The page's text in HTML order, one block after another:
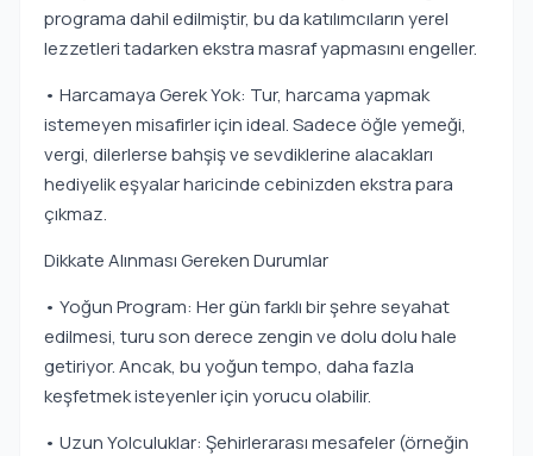
programa dahil edilmiştir, bu da katılımcıların yerel
lezzetleri tadarken ekstra masraf yapmasını engeller.
• Harcamaya Gerek Yok: Tur, harcama yapmak
istemeyen misafirler için ideal. Sadece öğle yemeği,
vergi, dilerlerse bahşiş ve sevdiklerine alacakları
hediyelik eşyalar haricinde cebinizden ekstra para
çıkmaz.
Dikkate Alınması Gereken Durumlar
• Yoğun Program: Her gün farklı bir şehre seyahat
edilmesi, turu son derece zengin ve dolu dolu hale
getiriyor. Ancak, bu yoğun tempo, daha fazla
keşfetmek isteyenler için yorucu olabilir.
• Uzun Yolculuklar: Şehirlerarası mesafeler (örneğin